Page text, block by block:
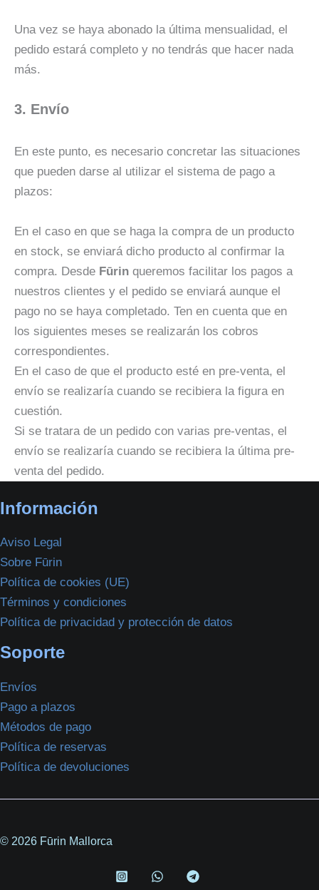
Una vez se haya abonado la última mensualidad, el
pedido estará completo y no tendrás que hacer nada
más.
3. Envío
En este punto, es necesario concretar las situaciones
que pueden darse al utilizar el sistema de pago a
plazos:
En el caso en que se haga la compra de un producto
en stock, se enviará dicho producto al confirmar la
compra. Desde Fūrin queremos facilitar los pagos a
nuestros clientes y el pedido se enviará aunque el
pago no se haya completado. Ten en cuenta que en
los siguientes meses se realizarán los cobros
correspondientes.
En el caso de que el producto esté en pre-venta, el
envío se realizaría cuando se recibiera la figura en
cuestión.
Si se tratara de un pedido con varias pre-ventas, el
envío se realizaría cuando se recibiera la última pre-
venta del pedido.
Información
Aviso Legal
Sobre Fūrin
Política de cookies (UE)
Términos y condiciones
Política de privacidad y protección de datos
Soporte
Envíos
Pago a plazos
Métodos de pago
Política de reservas
Política de devoluciones
© 2026 Fūrin Mallorca